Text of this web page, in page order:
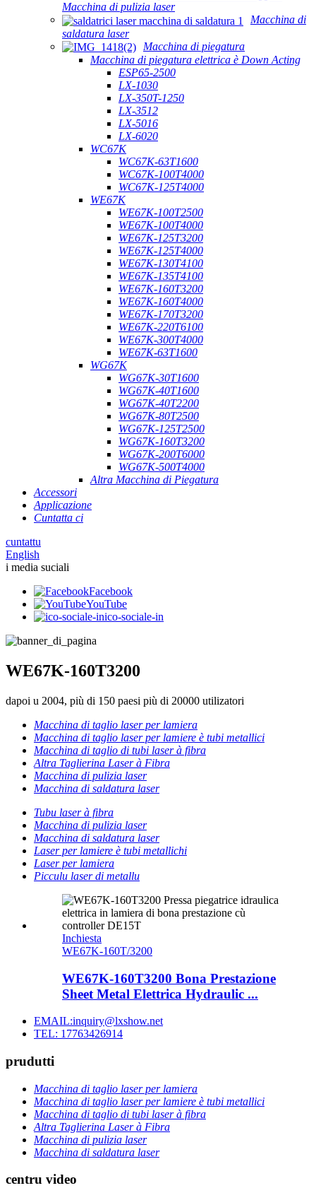
Macchina di pulizia laser
Macchina di
saldatura laser
Macchina di piegatura
Macchina di piegatura elettrica è Down Acting
ESP65-2500
LX-1030
LX-350T-1250
LX-3512
LX-5016
LX-6020
WC67K
WC67K-63T1600
WC67K-100T4000
WC67K-125T4000
WE67K
WE67K-100T2500
WE67K-100T4000
WE67K-125T3200
WE67K-125T4000
WE67K-130T4100
WE67K-135T4100
WE67K-160T3200
WE67K-160T4000
WE67K-170T3200
WE67K-220T6100
WE67K-300T4000
WE67K-63T1600
WG67K
WG67K-30T1600
WG67K-40T1600
WG67K-40T2200
WG67K-80T2500
WG67K-125T2500
WG67K-160T3200
WG67K-200T6000
WG67K-500T4000
Altra Macchina di Piegatura
Accessori
Applicazione
Cuntatta ci
cuntattu
English
i media suciali
Facebook
YouTube
ico-sociale-in
WE67K-160T3200
dapoi u 2004, più di 150 paesi più di 20000 utilizatori
Macchina di taglio laser per lamiera
Macchina di taglio laser per lamiere è tubi metallici
Macchina di taglio di tubi laser à fibra
Altra Taglierina Laser à Fibra
Macchina di pulizia laser
Macchina di saldatura laser
Tubu laser à fibra
Macchina di pulizia laser
Macchina di saldatura laser
Laser per lamiere è tubi metallichi
Laser per lamiera
Picculu laser di metallu
Inchiesta
WE67K-160T/3200
WE67K-160T3200 Bona Prestazione
Sheet Metal Elettrica Hydraulic ...
EMAIL:inquiry@lxshow.net
TEL: 17763426914
prudutti
Macchina di taglio laser per lamiera
Macchina di taglio laser per lamiere è tubi metallici
Macchina di taglio di tubi laser à fibra
Altra Taglierina Laser à Fibra
Macchina di pulizia laser
Macchina di saldatura laser
centru video